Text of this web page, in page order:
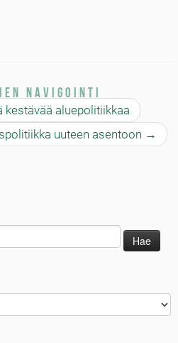
navigointi
kestävää aluepolitiikkaa
uuteen asentoon →